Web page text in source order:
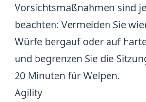
Vorsichtsmaßnahmen sind
beachten: Vermeiden Sie
Würfe bergauf oder auf
und begrenzen Sie die
20 Minuten für Welpen.
Agility